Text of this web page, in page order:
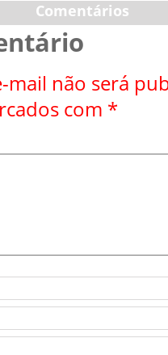
Comentários
mail não será
com *